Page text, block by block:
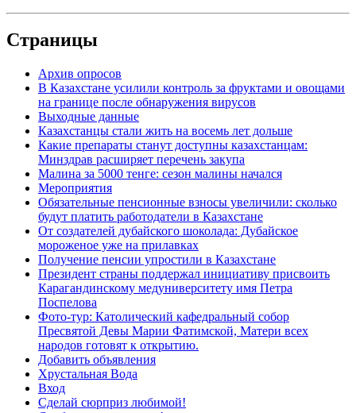
Страницы
Архив опросов
В Казахстане усилили контроль за фруктами и овощами
на границе после обнаружения вирусов
Выходные данные
Казахстанцы стали жить на восемь лет дольше
Какие препараты станут доступны казахстанцам:
Минздрав расширяет перечень закупа
Малина за 5000 тенге: сезон малины начался
Мероприятия
Обязательные пенсионные взносы увеличили: сколько
будут платить работодатели в Казахстане
От создателей дубайского шоколада: Дубайское
мороженое уже на прилавках
Получение пенсии упростили в Казахстане
Президент страны поддержал инициативу присвоить
Карагандинскому медуниверситету имя Петра
Поспелова
Фото-тур: Католический кафедральный собор
Пресвятой Девы Марии Фатимской, Матери всех
народов готовят к открытию.
Добавить объявления
Хрустальная Вода
Вход
Сделай сюрприз любимой!